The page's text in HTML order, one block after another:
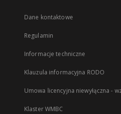
Dane kontaktowe
Regulamin
Informacje techniczne
Klauzula informacyjna RODO
Umowa licencyjna niewyłączna -
Klaster WMBC